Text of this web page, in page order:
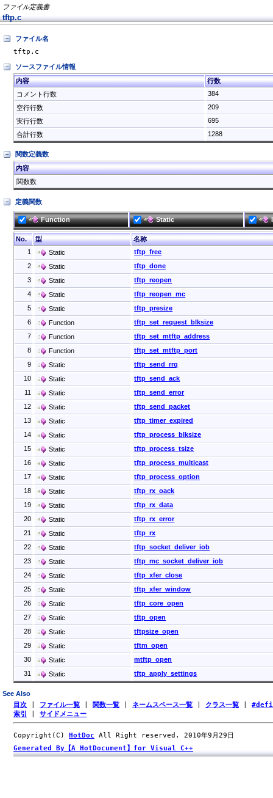
ファイル定義書
tftp.c
ファイル名
tftp.c
ソースファイル情報
内容
行数
コメント行数
384
空行行数
209
実行行数
695
合計行数
1288
関数定義数
内容
関数数
定義関数
Function Static
No. 型
名称
1
Static
tftp_free
2
Static
tftp_done
3
Static
tftp_reopen
4
Static
tftp_reopen_mc
5
Static
tftp_presize
6
Function
tftp_set_request_blksize
7
Function
tftp_set_mtftp_address
8
Function
tftp_set_mtftp_port
9
Static
tftp_send_rrq
10
Static
tftp_send_ack
11
Static
tftp_send_error
12
Static
tftp_send_packet
13
Static
tftp_timer_expired
14
Static
tftp_process_blksize
15
Static
tftp_process_tsize
16
Static
tftp_process_multicast
17
Static
tftp_process_option
18
Static
tftp_rx_oack
19
Static
tftp_rx_data
20
Static
tftp_rx_error
21
Static
tftp_rx
22
Static
tftp_socket_deliver_iob
23
Static
tftp_mc_socket_deliver_iob
24
Static
tftp_xfer_close
25
Static
tftp_xfer_window
26
Static
tftp_core_open
27
Static
tftp_open
28
Static
tftpsize_open
29
Static
tftm_open
30
Static
mtftp_open
31
Static tftp_apply_settings
See Also
目次 ファイル一覧 関数一覧 ネームスペース一覧 クラス一覧
索引
サイドメニュー
Copyright(C) HotDoc All Right reserved. 2010年9月29日
Generated By【A HotDocument】for Visual C++